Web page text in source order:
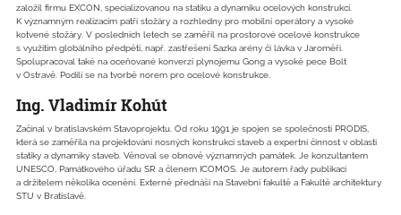
založil firmu EXCON, specializovanou na statiku a dynamiku ocelových konstrukcí.
K významným realizacím patří stožáry a rozhledny pro mobilní operátory a vysoké
kotvené stožáry. V posledních letech se zaměřil na prostorové ocelové konstrukce
s využitím globálního předpětí, např. zastřešení Sazka arény či lávka v Jaroměři.
Spolupracoval také na oceňované konverzi plynojemu Gong a vysoké pece Bolt
v Ostravě. Podílí se na tvorbě norem pro ocelové konstrukce.
Ing. Vladimír Kohút
Začínal v bratislavském Stavoprojektu. Od roku 1991 je spojen se společností PRODIS,
která se zaměřila na projektování nosných konstrukcí staveb a expertní činnost v oblasti
statiky a dynamiky staveb. Věnoval se obnově významných památek. Je konzultantem
UNESCO, Památkového úřadu SR a členem ICOMOS. Je autorem řady publikací
a držitelem několika ocenění. Externě přednáší na Stavební fakultě a Fakultě architektury
STU v Bratislavě.